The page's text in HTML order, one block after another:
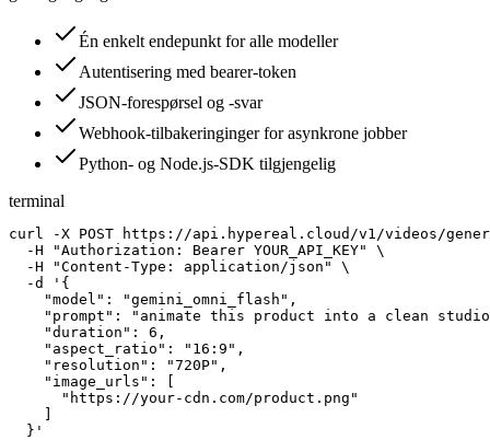
Én enkelt endepunkt for alle modeller
Autentisering med bearer-token
JSON-forespørsel og -svar
Webhook-tilbakeringinger for asynkrone jobber
Python- og Node.js-SDK tilgjengelig
terminal
curl -X POST https://api.hypereal.cloud/v1/videos/
  -H "Authorization: Bearer YOUR_API_KEY" \
  -H "Content-Type: application/json" \
  -d '{
    "model": "gemini_omni_flash",
"prompt": "animate this product into a clean
    "duration": 6,
    "aspect_ratio": "16:9",
    "resolution": "720P",
    "image_urls": [
      "https://your-cdn.com/product.png"
    ]
  }'